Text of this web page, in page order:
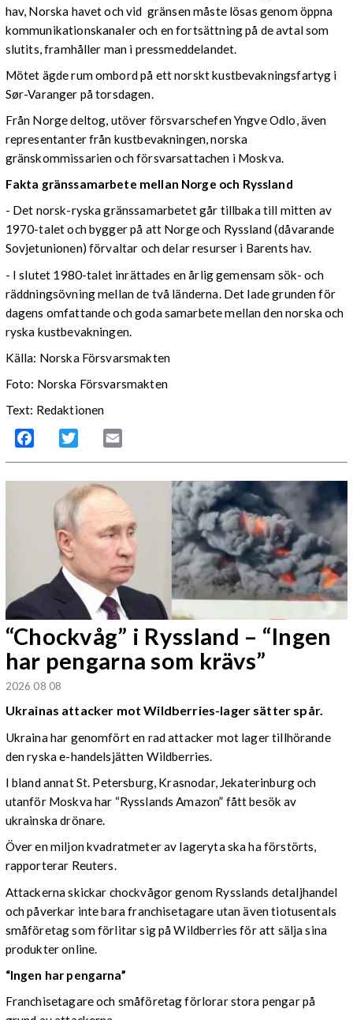
hav, Norska havet och vid gränsen måste lösas genom öppna
kommunikationskanaler och en fortsättning på de avtal som
slutits, framhåller man i pressmeddelandet.
Mötet ägde rum ombord på ett norskt kustbevakningsfartyg i
Sør-Varanger på torsdagen.
Från Norge deltog, utöver försvarschefen Yngve Odlo, även
representanter från kustbevakningen, norska
gränskommissarien och försvarsattachen i Moskva.
Fakta gränssamarbete mellan Norge och Ryssland
- Det norsk-ryska gränssamarbetet går tillbaka till mitten av
1970-talet och bygger på att Norge och Ryssland (dåvarande
Sovjetunionen) förvaltar och delar resurser i Barents hav.
- I slutet 1980-talet inrättades en årlig gemensam sök- och
räddningsövning mellan de två länderna. Det lade grunden för
dagens omfattande och goda samarbete mellan den norska och
ryska kustbevakningen.
Källa: Norska Försvarsmakten
Foto: Norska Försvarsmakten
Text: Redaktionen
Facebook Twitter
“Chockvåg” i Ryssland – “Ingen
har pengarna som krävs”
2026 08 08
Ukrainas attacker mot Wildberries-lager sätter spår.
Ukraina har genomfört en rad attacker mot lager tillhörande
den ryska e-handelsjätten Wildberries.
I bland annat St. Petersburg, Krasnodar, Jekaterinburg och
utanför Moskva har “Rysslands Amazon” fått besök av
ukrainska drönare.
Över en miljon kvadratmeter av lageryta ska ha förstörts,
rapporterar Reuters.
Attackerna skickar chockvågor genom Rysslands detaljhandel
och påverkar inte bara franchisetagare utan även tiotusentals
småföretag som förlitar sig på Wildberries för att sälja sina
produkter online.
“Ingen har pengarna”
Franchisetagare och småföretag förlorar stora pengar på